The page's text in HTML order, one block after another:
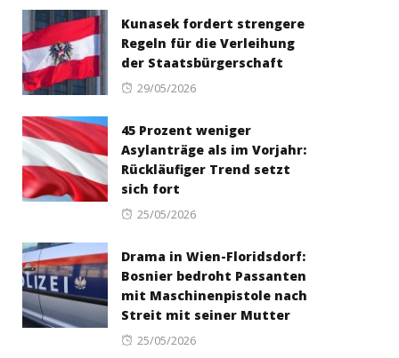
Kunasek fordert strengere
Regeln für die Verleihung
der Staatsbürgerschaft
Posted
29/05/2026
45 Prozent weniger
Asylanträge als im Vorjahr:
Rückläufiger Trend setzt
sich fort
Posted
25/05/2026
Drama in Wien-Floridsdorf:
Bosnier bedroht Passanten
mit Maschinenpistole nach
Streit mit seiner Mutter
Posted
25/05/2026